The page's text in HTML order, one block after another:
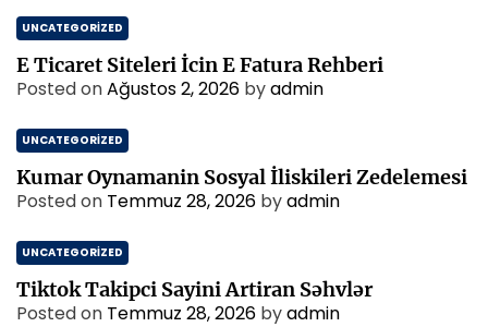
UNCATEGORIZED
E Ticaret Siteleri İcin E Fatura Rehberi
Posted onAğustos 2, 2026 byadmin
UNCATEGORIZED
Kumar Oynamanin Sosyal İliskileri Zedelemesi
Posted on Temmuz 28, 2026 byadmin
UNCATEGORIZED
Tiktok Takipci Sayini Artiran Səhvlər
Posted on Temmuz 28, 2026 byadmin